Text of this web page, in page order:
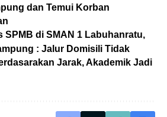
dan Temui Korban
SPMB di SMAN 1 Labuhanratu,
: Jalur Domisili Tidak
Jarak, Akademik Jadi